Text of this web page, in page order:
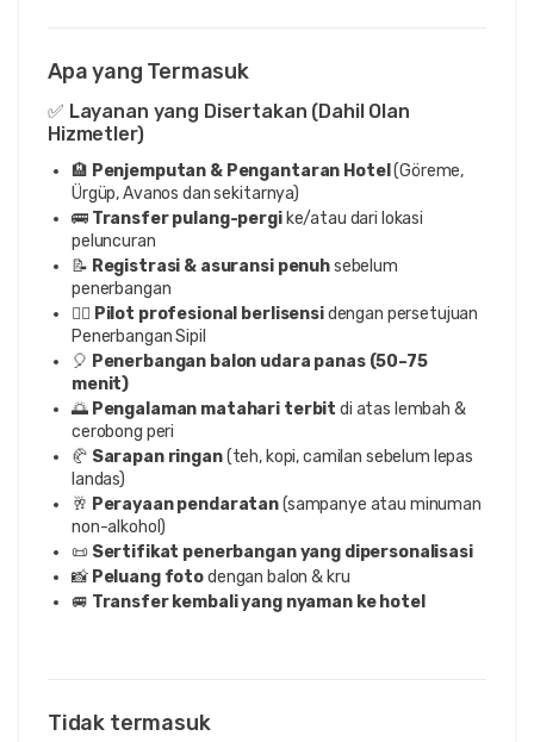
Apa yang Termasuk
✅ Layanan yang Disertakan (Dahil Olan
Hizmetler)
🏨 Penjemputan & Pengantaran Hotel (Göreme,
Ürgüp, Avanos dan sekitarnya)
🚌 Transfer pulang-pergike/atau dari lokasi
peluncuran
📝 Registrasi & asuransi penuhsebelum
penerbangan
🧑‍✈️ Pilot profesional berlisensidengan persetujuan
Penerbangan Sipil
🎈 Penerbangan balon udara panas (50–75
menit)
🌅 Pengalaman matahari terbit di atas lembah &
cerobong peri
🥐 Sarapan ringan(teh, kopi, camilan sebelum lepas
landas)
🥂 Perayaan pendaratan(sampanye atau minuman
non-alkohol)
📜 Sertifikat penerbangan yang dipersonalisasi
📸 Peluang fotodengan balon & kru
🚐 Transfer kembali yang nyaman ke hotel
Tidak termasuk